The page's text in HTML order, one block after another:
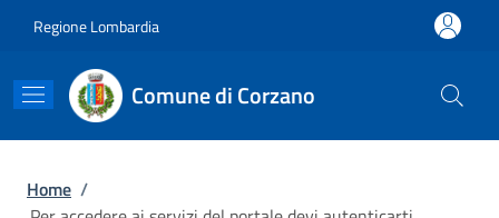
Regione Lombardia
Comune di Corzano
Briciole di pane
Home /